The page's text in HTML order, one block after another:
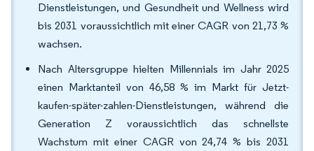
Dienstleistungen, und Gesundheit und Wellness wird
bis 2031 voraussichtlich mit einer CAGR von 21,73 %
wachsen.
Nach Altersgruppe hielten Millennials im Jahr 2025
einen Marktanteil von 46,58 % im Markt für Jetzt-
kaufen-später-zahlen-Dienstleistungen, während die
Generation Z voraussichtlich das schnellste
Wachstum mit einer CAGR von 24,74 % bis 2031